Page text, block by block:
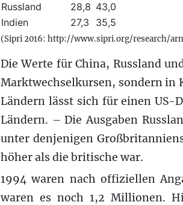
Russland
28,8 43,0
Indien
27,3 35,5
(Sipri 2016: http://www.sipri.org/research/
Die Werte für China, Russland
Marktwechselkursen, sondern in
Ländern lässt sich für einen US-
Ländern. – Die Ausgaben
unter denjenigen
höher als die britische war.
1994 waren nach offiziellen
waren es noch 1,2 Millionen.